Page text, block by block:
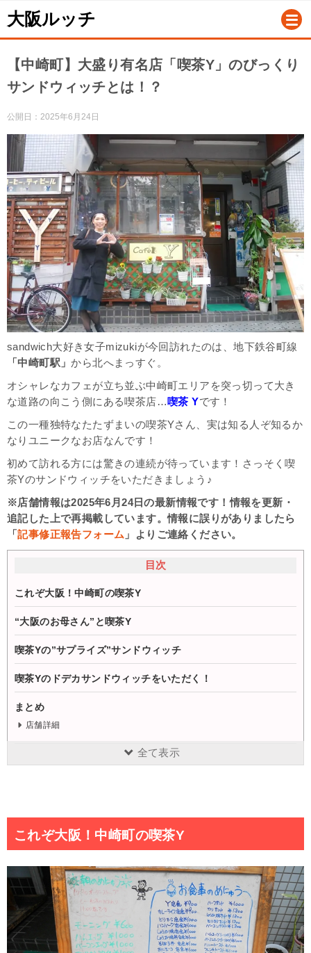
大阪ルッチ
【中崎町】大盛り有名店「喫茶Y」のびっくり
サンドウィッチとは！？
公開日： 2025年6月24日
sandwich大好き女子mizukiが今回訪れたのは、地下鉄谷町線
「中崎町駅」から北へまっすぐ。
オシャレなカフェが立ち並ぶ中崎町エリアを突っ切って大き
な道路の向こう側にある喫茶店…喫茶 Yです！
この一種独特なたたずまいの喫茶Yさん、実は知る人ぞ知るか
なりユニークなお店なんです！
初めて訪れる方には驚きの連続が待っています！さっそく喫
茶Yのサンドウィッチをいただきましょう♪
※店舗情報は2025年6月24日の最新情報です！情報を更新・
追記した上で再掲載しています。情報に誤りがありましたら
「記事修正報告フォーム 」よりご連絡ください。
目次
これぞ大阪！中崎町の喫茶Y
“大阪のお母さん”と喫茶Y
喫茶Yの”サプライズ”サンドウィッチ
喫茶Yのドデカサンドウィッチをいただく！
まとめ
店舗詳細
全て表示
これぞ大阪！中崎町の喫茶Y